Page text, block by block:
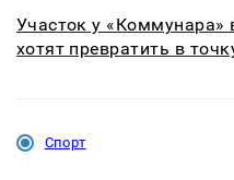
Участок у «Коммунара»
хотят превратить в
Спорт